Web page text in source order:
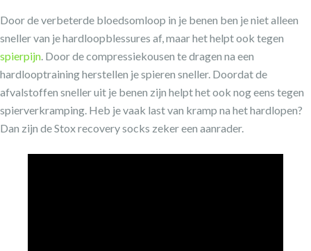
Door de verbeterde bloedsomloop in je benen ben je niet alleen
sneller van je hardloopblessures af, maar het helpt ook tegen
spierpijn . Door de compressiekousen te dragen na een
hardlooptraining herstellen je spieren sneller. Doordat de
afvalstoffen sneller uit je benen zijn helpt het ook nog eens tegen
spierverkramping. Heb je vaak last van kramp na het hardlopen?
Dan zijn de Stox recovery socks zeker een aanrader.